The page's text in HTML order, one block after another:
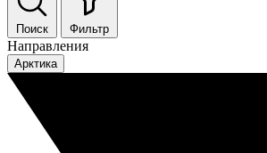
Поиск Фильтр
Направления
Арктика